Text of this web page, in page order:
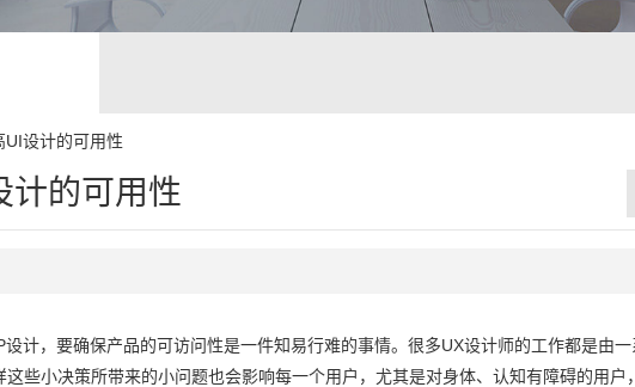
UI设计的可用性
计的可用性
计，要确保产品的可访问性是一件知易行难的事情。很多UX设计师的工作都是由
些小决策所带来的小问题也会影响每一个用户，尤其是对身体、认知有障碍的用户